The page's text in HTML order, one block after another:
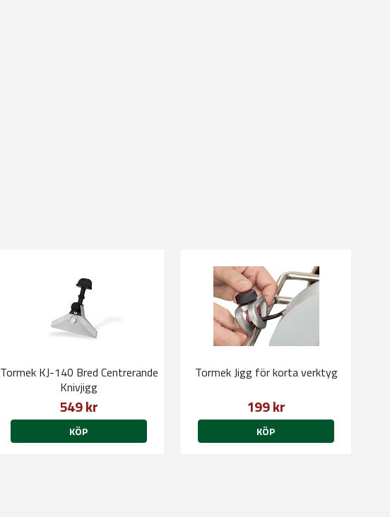
Tormek KJ-140 Bred Centrerande
Knivjigg
549 kr
KÖP
Tormek Jigg för korta verktyg
199 kr
KÖP